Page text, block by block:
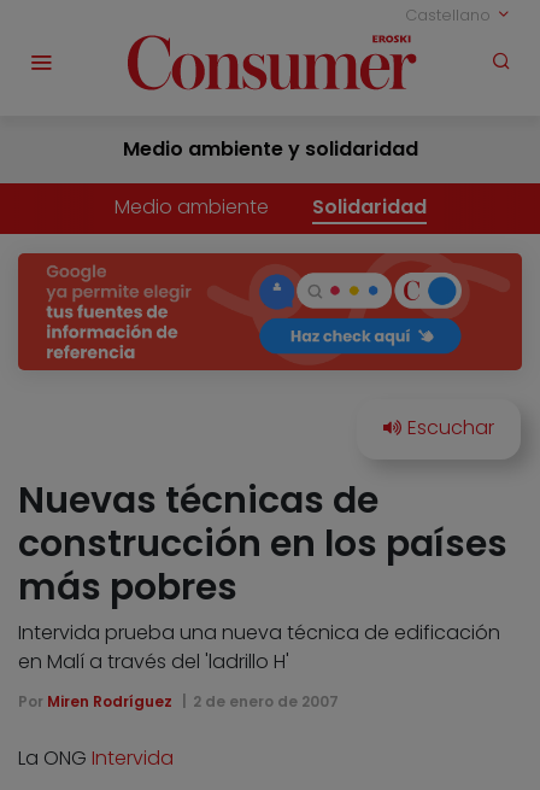
Castellano
Medio ambiente y solidaridad
Medio ambiente Solidaridad
Nuevas técnicas de
construcción en los países
más pobres
Intervida prueba una nueva técnica de edificación
en Malí a través del 'ladrillo H'
Por Miren Rodríguez 2 de enero de 2007
La ONG Intervida